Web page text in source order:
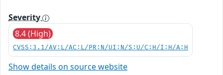
Severity
8.4 (High)
CVSS:3.1/AV:L/AC:L/PR:N/UI:N/S:U/C:H/I:H/A:H
Show details on source website